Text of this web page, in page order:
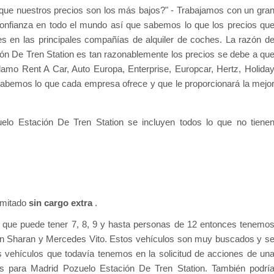
nuestros precios son los más bajos?" - Trabajamos con un gran
en todo el mundo así que sabemos lo que los precios que
en las principales compañías de alquiler de coches. La razón de
De Tren Station es tan razonablemente los precios se debe a que
Rent A Car, Auto Europa, Enterprise, Europcar, Hertz, Holiday
lo que cada empresa ofrece y que le proporcionará la mejor
Estación De Tren Station se incluyen todos lo que no tienen
sin cargo extra .
puede tener 7, 8, 9 y hasta personas de 12 entonces tenemos
Sharan y Mercedes Vito. Estos vehículos son muy buscados y se
que todavía tenemos en la solicitud de acciones de una
Madrid Pozuelo Estación De Tren Station. También podría